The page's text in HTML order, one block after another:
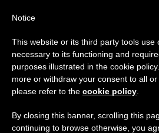
TAG
Posts
Copta’
Notice
This website or its third party tools use
necessary to its functioning and
purposes illustrated in the cookie
more or withdraw your consent to all
please refer to the cookie policy
By closing this banner, scrolling this
continuing to browse otherwise, you